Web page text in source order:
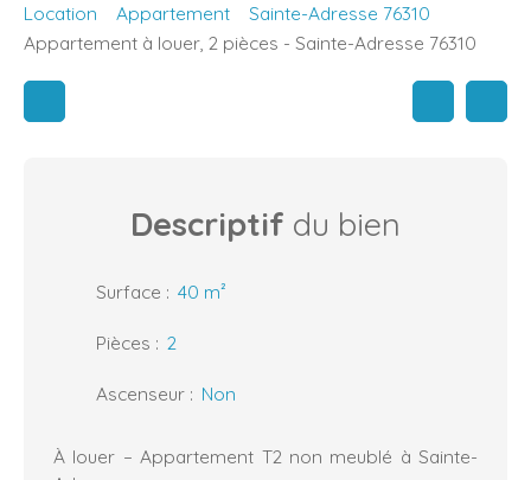
Location Appartement
Sainte-Adresse 76310
Appartement à louer, 2 pièces - Sainte-Adresse 76310
Descriptif du bien
Surface : 40 m²
Pièces : 2
Ascenseur : Non
À louer – Appartement T2 non meublé à Sainte-